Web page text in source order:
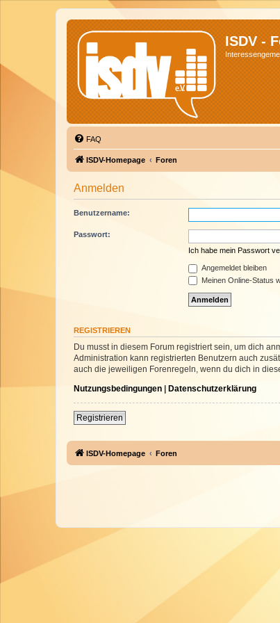
ISDV -
FAQ
ISDV-Homepage Foren
Anmelden
Benutzername:
Passwort:
Ich habe mein Passwort
Angemeldet bleiben
Meinen Online-Status
REGISTRIEREN
Du musst in diesem Forum registriert sein, um dich
Administration kann registrierten Benutzern auch
auch die jeweiligen Forenregeln, wenn du dich in
Nutzungsbedingungen | Datenschutzerklärung
Registrieren
ISDV-Homepage Foren